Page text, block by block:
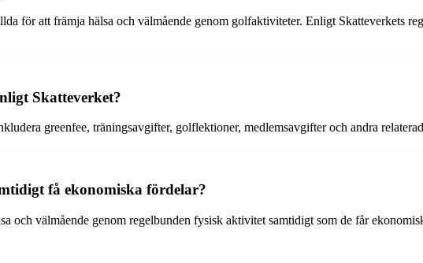
för att främja hälsa och välmående genom golfaktiviteter. Enligt Skatteverkets
Skatteverket?
greenfee, träningsavgifter, golflektioner, medlemsavgifter och andra
få ekonomiska fördelar?
och välmående genom regelbunden fysisk aktivitet samtidigt som de får